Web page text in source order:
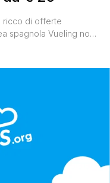
ricco di offerte
spagnola Vueling non
e il 21 dicembre